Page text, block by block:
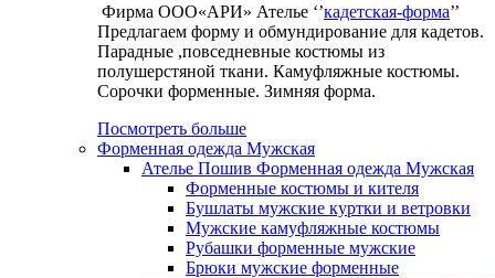
Фирма ООО«АРИ» Ателье ‘’кадетская-форма’’
Предлагаем форму и обмундирование для кадетов.
Парадные ,повседневные костюмы из
полушерстяной ткани. Камуфляжные костюмы.
Сорочки форменные. Зимняя форма.
Посмотреть больше
Форменная одежда Мужская
Ателье Пошив Форменная одежда Мужская
Форменные костюмы и кителя
Бушлаты мужские куртки и ветровки
Мужские камуфляжные костюмы
Рубашки форменные мужские
Брюки мужские форменные